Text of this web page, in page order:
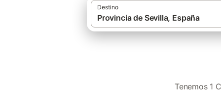
Destino
Tenemos 1